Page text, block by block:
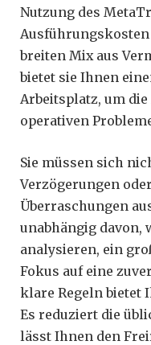
Nutzung des
breiten Mix aus
bietet sie Ihnen
Arbeitsplatz, um
operativen
Sie müssen sich
Verzögerungen
Überraschungen
unabhängig davon,
analysieren, ein
Fokus auf eine
klare Regeln bietet
Es reduziert die
lässt Ihnen den